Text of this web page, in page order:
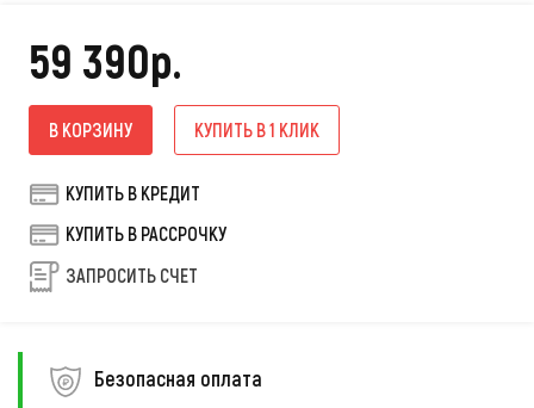
59 390р.
В КОРЗИНУ КУПИТЬ В 1 КЛИК
КУПИТЬ В КРЕДИТ
КУПИТЬ В РАССРОЧКУ
ЗАПРОСИТЬ СЧЕТ
Безопасная оплата